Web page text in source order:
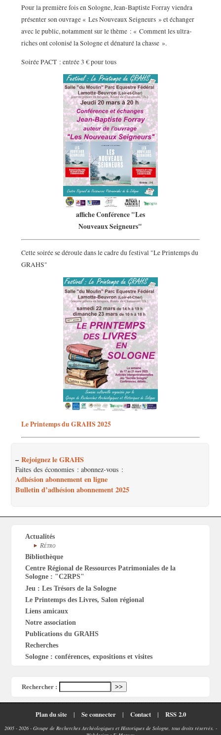
Pour la première fois en Sologne, Jean-Baptiste Forray viendra
présenter son ouvrage « Les Nouveaux Seigneurs » et échanger
avec le public, notamment sur le thème : « Comment les ultra-
riches ont colonisé la Sologne et dénaturé la chasse ».
Soirée PACT : entrée 3 € pour tous
affiche Conférence "Les
Nouveaux Seigneurs"
Cette soirée se déroule dans le cadre du festival "Le Printemps du
GRAHS"
Le Printemps du GRAHS 2025
– Rejoignez le GRAHS
Faites des économies : abonnez-vous :
Adhésion abonnement en ligne
Bulletin d’adhésion abonnement 2025
Actualités
Rétro
Bibliothèque
Centre Régional de Ressources Patrimoniales de la
Sologne : "C2RPS"
Jeu : Les Trésors de la Sologne
Le Printemps des Livres, Salon régional
Liens amicaux
Notre association
Publications du GRAHS
Recherches
Sologne : conférences, expositions et visites
Rechercher :
Plan du site | Se connecter | Contact | RSS 2.0
2005 - 2026 - Groupe de Recherches Archéologiques et Historiques de Sologne, tous droits réservés. -